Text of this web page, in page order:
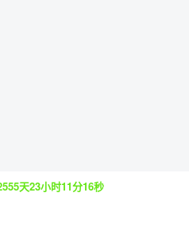
天23小时11分16秒